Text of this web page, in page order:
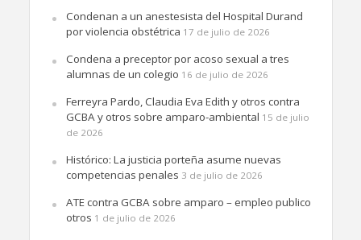
Condenan a un anestesista del Hospital Durand
por violencia obstétrica 17 de julio de 2026
Condena a preceptor por acoso sexual a tres
alumnas de un colegio 16 de julio de 2026
Ferreyra Pardo, Claudia Eva Edith y otros contra
GCBA y otros sobre amparo-ambiental 15 de julio
de 2026
Histórico: La justicia porteña asume nuevas
competencias penales 3 de julio de 2026
ATE contra GCBA sobre amparo – empleo publico
otros 1 de julio de 2026